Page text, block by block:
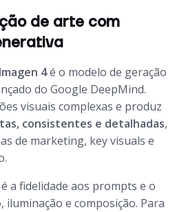
de arte com
Imagen 4é o modelo de geração
do Google DeepMind.
visuais complexas e produz
consistentes e detalhadas,
de marketing, key visuals e
a fidelidade aos prompts e o
e composição. Para